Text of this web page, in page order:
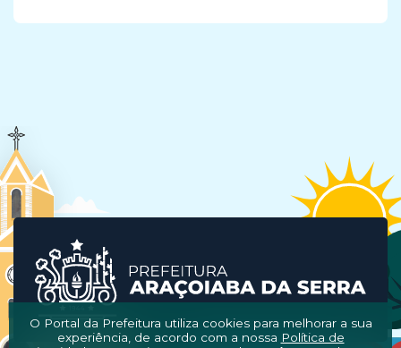
O Portal da Prefeitura utiliza cookies para melhorar a sua
experiência, de acordo com a nossa Política de